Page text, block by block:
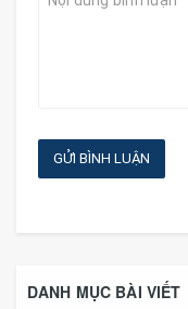
GỬI BÌNH LUẬN
DANH MỤC BÀI VIẾT